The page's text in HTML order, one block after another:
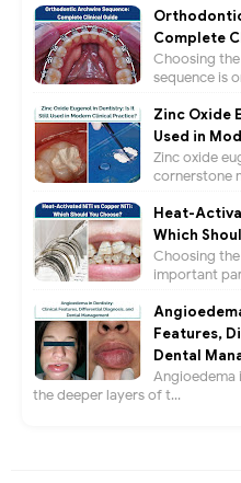
Complete
Choosing
sequence is
Zinc Oxide
Used in
Zinc oxide
cornerstone
Heat-
Which
Choosing
important
Features,
Dental
Angioedema
the deeper layers of t...